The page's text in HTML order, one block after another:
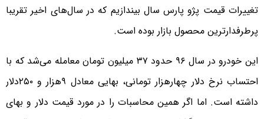
تغییرات قیمت پژو پارس سال بیندازیم که در سال‌های اخیر تقریبا
پرطرفدارترین محصول بازار بوده است.
این خودرو در سال ۹۶ حدود ۳۷ میلیون تومان معامله می‌شد که با
احتساب نرخ دلار چهارهزار تومانی، بهایی معادل ۹هزار و ۲۵۰دلار
داشته است. اما اگر همین محاسبات را در مورد قیمت دلار و بهای